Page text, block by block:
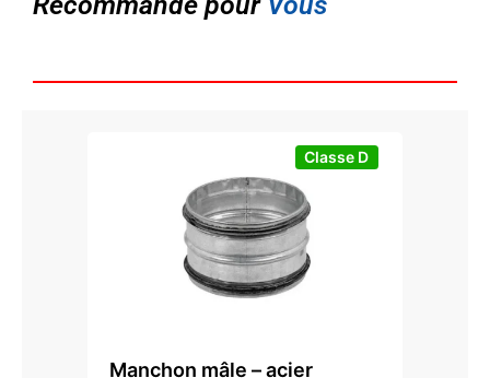
Classe D
Manchon mâle – acier